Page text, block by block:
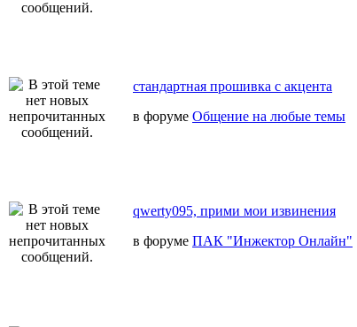
стандартная прошивка с акцента
в форуме Общение на любые темы
qwerty095, прими мои извинения
в форуме ПАК "Инжектор Онлайн"